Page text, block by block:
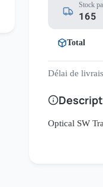
Stock
165
Total
Délai de
Optical SW